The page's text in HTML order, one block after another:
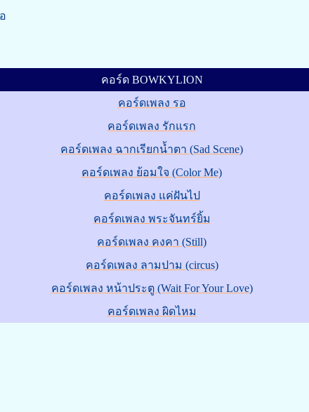
คอร์ด BOWKYLION
คอร์ดเพลง รอ
คอร์ดเพลง รักแรก
คอร์ดเพลง ฉากเรียกน้ำตา (Sad Scene)
คอร์ดเพลง ย้อมใจ (Color Me)
คอร์ดเพลง แค่ฝันไป
คอร์ดเพลง พระจันทร์ยิ้ม
คอร์ดเพลง คงคา (Still)
คอร์ดเพลง ลามปาม (circus)
คอร์ดเพลง หน้าประตู (Wait For Your Love)
คอร์ดเพลง ผิดไหม